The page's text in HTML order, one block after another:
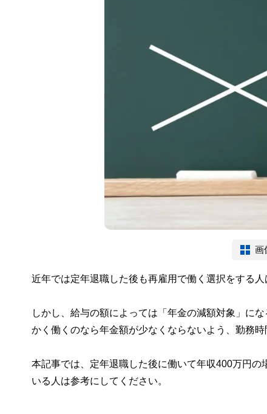
画
近年では定年退職した後も再雇用で働く選択をする
しかし、給与の額によっては「年金の減額対象」に
かく働くのなら年金額が少なくならないよう、勤務
本記事では、定年退職した後に働いて年収400万円
いる人は参考にしてください。